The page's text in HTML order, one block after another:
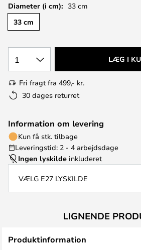
Diameter (i cm): 33 cm
33 cm
1 LÆG I
Fri fragt fra 499,- kr.
30 dages returret
Information om levering
Kun få stk. tilbage
Leveringstid: 2 - 4 arbejdsdage
Ingen lyskilde inkluderet
VÆLG E27 LYSKILDE
LIGNENDE
Produktinformation